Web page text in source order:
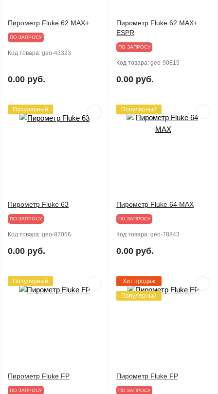
Пирометр Fluke 62 MAX+
ПО ЗАПРОСУ
Код товара: geo-43323
0.00 руб.
Пирометр Fluke 62 MAX+
ESPR
ПО ЗАПРОСУ
Код товара: geo-90819
0.00 руб.
Популярный
Пирометр Fluke 63
ПО ЗАПРОСУ
Код товара: geo-87056
0.00 руб.
Популярный
Пирометр Fluke 64 MAX
ПО ЗАПРОСУ
Код товара: geo-78843
0.00 руб.
Популярный
Пирометр Fluke FP
ПО ЗАПРОСУ
Хит продаж
Популярный
Пирометр Fluke FP
ПО ЗАПРОСУ